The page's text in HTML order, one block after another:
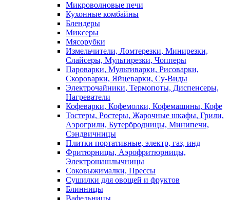
Микроволновые печи
Кухонные комбайны
Блендеры
Миксеры
Мясорубки
Измельчители, Ломтерезки, Минирезки,
Слайсеры, Мультирезки, Чопперы
Пароварки, Мультиварки, Рисоварки,
Скороварки, Яйцеварки, Су-Виды
Электрочайники, Термопоты, Диспенсеры,
Нагреватели
Кофеварки, Кофемолки, Кофемашины, Кофе
Тостеры, Ростеры, Жарочные шкафы, Грили,
Аэрогрили, Бутербродницы, Минипечи,
Сэндвичницы
Плитки портативные, электр, газ, инд
Фритюрницы, Аэрофритюрницы,
Электрошашлычницы
Соковыжималки, Прессы
Сушилки для овощей и фруктов
Блинницы
Вафельницы